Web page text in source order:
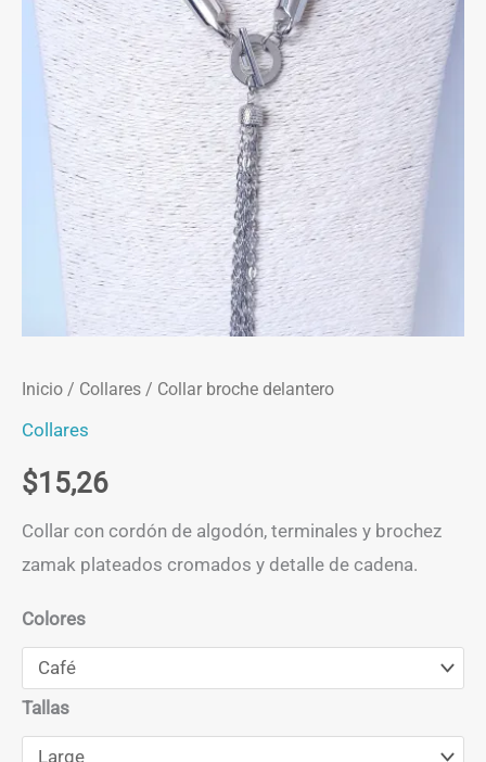
Inicio / Collares / Collar broche delantero
Collares
$15,26
Collar con cordón de algodón, terminales y brochez
zamak plateados cromados y detalle de cadena.
Colores
Tallas